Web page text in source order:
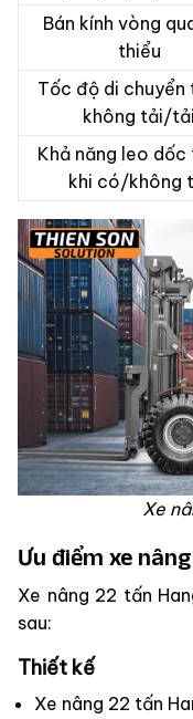
Bán kính vòng
thiểu
Tốc độ di chuyển
không tải/tải
Khả năng leo dốc
khi có/không
Xe
Ưu điểm xe
Xe nâng 22 tấn
sau:
Thiết kế
Xe nâng 22 tấn